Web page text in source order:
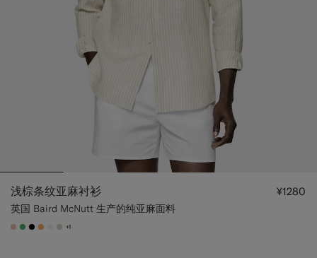
浅棕条纹亚麻衬衫
英国 Baird McNutt 生产的纯亚麻面料
¥1280
#E4C4A9
#50AA6A
#000000
#F9AA62
#F1EFE8
#D7D1C3
+1